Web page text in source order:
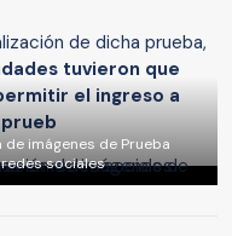
de dicha prueba,
tuvieron que
el ingreso a
imágenes de Prueba
sociales